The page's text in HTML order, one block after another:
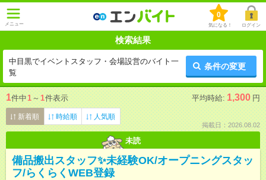
メニュー
0
気になる！ ログイン
検索結果
中目黒でイベントスタッフ・会場設営のバイト一
覧
条件の変更
1件中1 ～ 1件表示 平均時給: 1,300 円
新着順 時給順 人気順
掲載日：2026.08.02
未読
備品搬出スタッフ✨未経験OK/オープニングスタッ
フ/らくらくWEB登録